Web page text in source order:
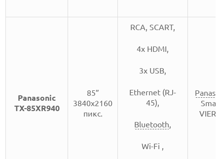
Panasonic
TX-85XR940
85”
3840x2160
пикс.
RCA, SCART,
4x HDMI,
3х USB,
Ethernet (RJ-
45),
Bluetooth
Wi-Fi ,